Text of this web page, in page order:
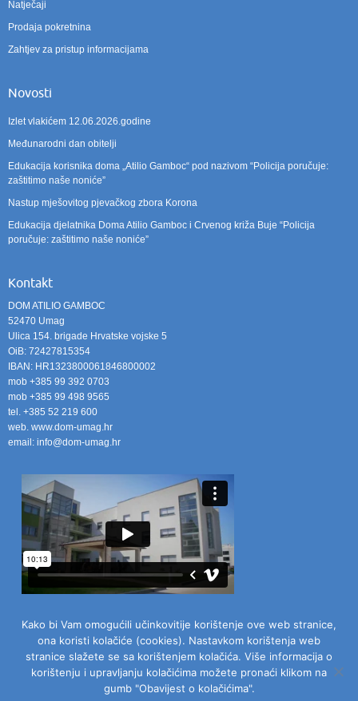
Natječaji
Prodaja pokretnina
Zahtjev za pristup informacijama
Novosti
Izlet vlakićem 12.06.2026.godine
Međunarodni dan obitelji
Edukacija korisnika doma „Atilio Gamboc“ pod nazivom “Policija poručuje:
zaštitimo naše noniće”
Nastup mješovitog pjevačkog zbora Korona
Edukacija djelatnika Doma Atilio Gamboc i Crvenog križa Buje “Policija
poručuje: zaštitimo naše noniće”
Kontakt
DOM ATILIO GAMBOC
52470 Umag
Ulica 154. brigade Hrvatske vojske 5
OiB: 72427815354
IBAN: HR1323800061846800002
mob +385 99 392 0703
mob +385 99 498 9565
tel. +385 52 219 600
web. www.dom-umag.hr
email: info@dom-umag.hr
Kako bi Vam omogućili učinkovitije korištenje ove web stranice,
ona koristi kolačiće (cookies). Nastavkom korištenja web
stranice slažete se sa korištenjem kolačića. Više informacija o
korištenju i upravljanju kolačićima možete pronaći klikom na
gumb "Obavijest o kolačićima".